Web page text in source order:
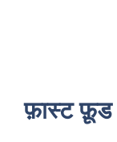
फ़ास्ट फ़ूड